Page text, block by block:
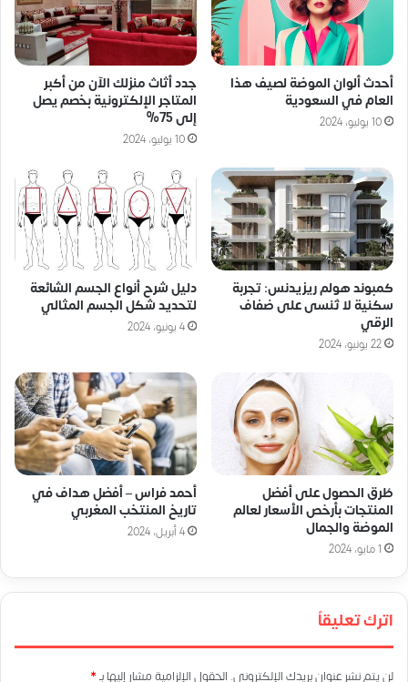
أحدث ألوان الموضة لصيف هذا
العام في السعودية
10 يوليو، 2024
جدد أثاث منزلك الآن من أكبر
المتاجر الإلكترونية بخصم يصل
إلى 75%
10 يوليو، 2024
كمبوند هولم ريزيدنس: تجربة
سكنية لا تُنسى على ضفاف
الرقي
22 يونيو، 2024
دليل شرح أنواع الجسم الشائعة
لتحديد شكل الجسم المثالي
4 يونيو، 2024
طُرق الحصول على أفضل
المنتجات بأرخص الأسعار لعالم
الموضة والجمال
1 مايو، 2024
أحمد فراس – أفضل هداف في
تاريخ المنتخب المغربي
4 أبريل، 2024
اترك تعليقاً
لن يتم نشر عنوان بريدك الإلكتروني. الحقول الإلزامية مشار إليها بـ*